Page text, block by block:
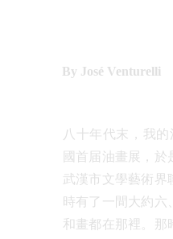
By José Venturelli
八十年代末，我
國首届油畫展，於
武漢市文學藝術界
時有了一間大約六
和畫都在那裡。那